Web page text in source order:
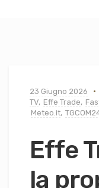
23 Giugno 2026
TV, Effe Trade,
Meteo.it,
Effe
la